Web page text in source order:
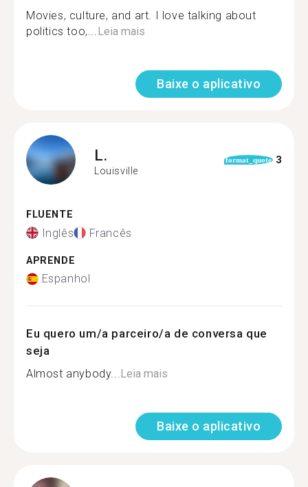
Movies, culture, and art. I love talking about
politics too,...Leia mais
Baixe o aplicativo
L.
Louisville
format_quote 3
FLUENTE
Inglês Francês
APRENDE
Espanhol
Eu quero um/a parceiro/a de conversa que
seja
Almost anybody...Leia mais
Baixe o aplicativo